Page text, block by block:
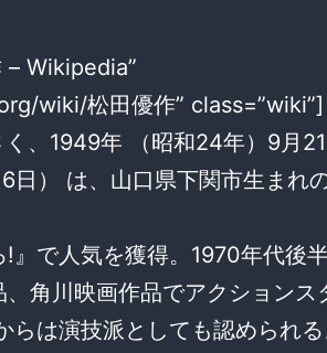
Wikipedia”
wiki/松田優作” class=”wiki”]
、1949年 （昭和24年）9月
日） は、山口県下関市生まれ
』で人気を獲得。1970年代後
角川映画作品でアクションス
らは演技派としても認められ